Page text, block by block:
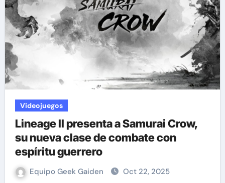
Videojuegos
Lineage II presenta a Samurai Crow,
su nueva clase de combate con
espíritu guerrero
Equipo Geek Gaiden Oct 22, 2025